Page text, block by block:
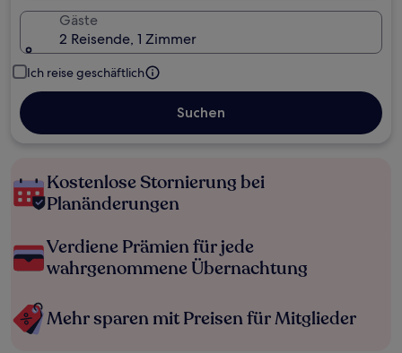
Gäste
2 Reisende, 1 Zimmer
Ich reise geschäftlich
Suchen
Kostenlose Stornierung bei
Planänderungen
Verdiene Prämien für jede
wahrgenommene Übernachtung
Mehr sparen mit Preisen für Mitglieder